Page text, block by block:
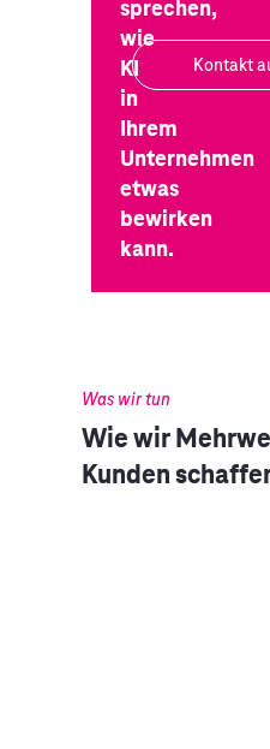
sprechen,
wie
KI
in
Ihrem
Unternehmen
etwas
bewirken
kann.
Kontakt
Was wir tun
Wie wir
Kunden